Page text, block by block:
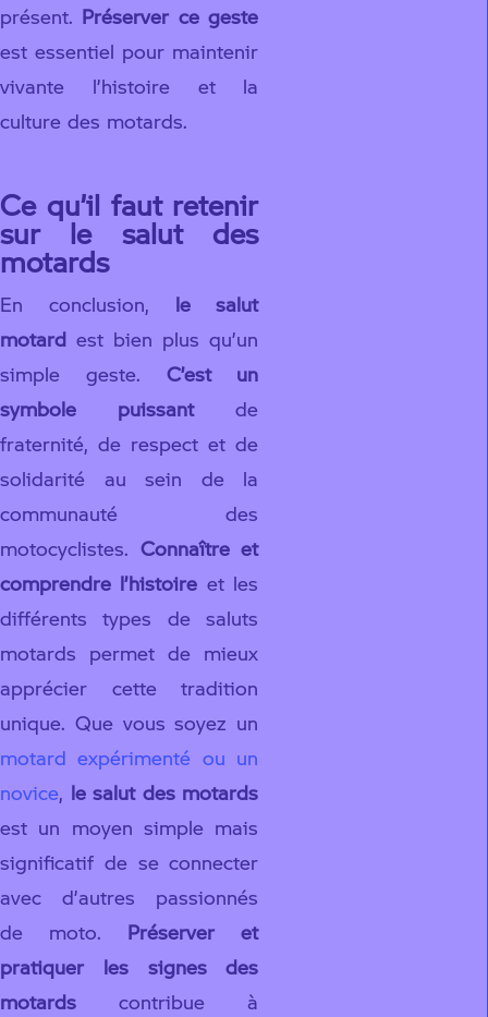
présent. Préserver ce geste
est essentiel pour maintenir
vivante l’histoire et la
culture des motards.
Ce qu’il faut retenir
sur le salut des
motards
En conclusion, le salut
motard est bien plus qu’un
simple geste. C’est un
symbole puissantde
fraternité, de respect et de
solidarité au sein de la
communauté des
motocyclistes. Connaître et
comprendre l’histoire et les
différents types de saluts
motards permet de mieux
apprécier cette tradition
unique. Que vous soyez un
motard expérimenté ou un
novice, le salut des motards
est un moyen simple mais
significatif de se connecter
avec d’autres passionnés
de moto. Préserver et
pratiquer les signes des
motards contribue à